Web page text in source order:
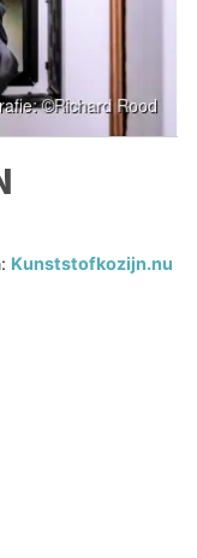
Kunststofkozijn.nu